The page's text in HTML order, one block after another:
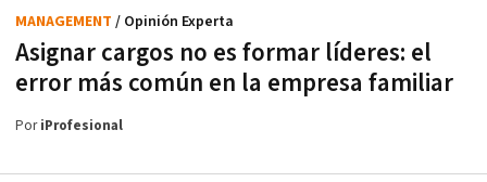
Asignar cargos no es formar líderes: el
error más común en la empresa familiar
MANAGEMENT / Opinión Experta
PoriProfesional